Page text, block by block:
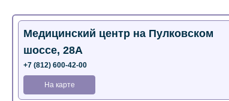
Медицинский центр на Пулковском
шоссе, 28А
+7 (812) 600-42-00
На карте